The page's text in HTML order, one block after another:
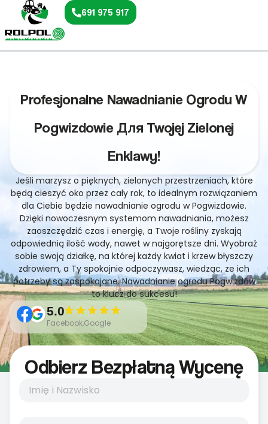
691 975 917
Profesjonalne Nawadnianie Ogrodu W
Pogwizdowie Для Twojej Zielonej
Enklawy!
Jeśli marzysz o pięknych, zielonych przestrzeniach, które
będą cieszyć oko przez cały rok, to idealnym rozwiązaniem
dla Ciebie będzie nawadnianie ogrodu w Pogwizdowie.
Dzięki nowoczesnym systemom nawadniania, możesz
zaoszczędzić czas i energię, a Twoje rośliny zyskają
odpowiednią ilość wody, nawet w najgorętsze dni. Wyobraź
sobie swoją działkę, na której każdy kwiat i krzew błyszczy
zdrowiem, a Ty spokojnie odpoczywasz, wiedząc, że ich
potrzeby są zaspokajane. Nawadnianie ogrodu Pogwizdów
to klucz do sukcesu!
5.0
Facebook,Google
Odbierz Bezpłatną Wycenę